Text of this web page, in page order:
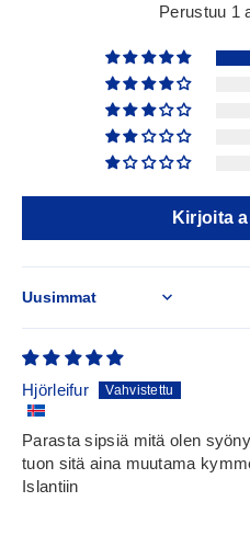
Perustuu 1
Kirjoita
Sort by
Hjörleifur
Parasta sipsiä mitä olen
tuon sitä aina muutama
Islantiin